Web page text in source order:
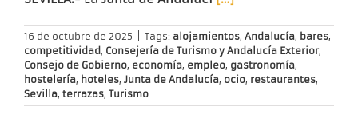
16 de octubre de 2025 Tags: alojamientos, Andalucía, bares,
competitividad, Consejería de Turismo y Andalucía Exterior,
Consejo de Gobierno, economía, empleo, gastronomía,
hostelería, hoteles, Junta de Andalucía, ocio, restaurantes,
Sevilla, terrazas, Turismo